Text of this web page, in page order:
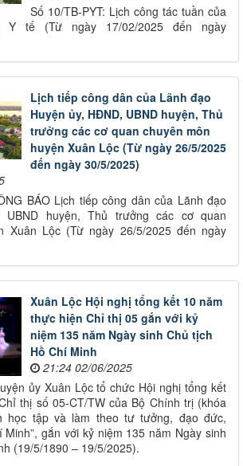
Số 10/TB-PYT: Lịch công tác tuần của
Y tế (Từ ngày 17/02/2025 đến ngày
Lịch tiếp công dân của Lãnh đạo
Huyện ủy, HĐND, UBND huyện, Thủ
trưởng các cơ quan chuyên môn
huyện Xuân Lộc (Từ ngày 26/5/2025
đến ngày 30/5/2025)
BÁO Lịch tiếp công dân của Lãnh đạo
UBND huyện, Thủ trưởng các cơ quan
Xuân Lộc (Từ ngày 26/5/2025 đến ngày
Xuân Lộc Hội nghị tổng kết 10 năm
thực hiện Chỉ thị 05 gắn với kỷ
niệm 135 năm Ngày sinh Chủ tịch
Hồ Chí Minh
21:24 02/06/2025
ủy Xuân Lộc tổ chức Hội nghị tổng kết
thị số 05-CT/TW của Bộ Chính trị (khóa
học tập và làm theo tư tưởng, đạo đức,
gắn với kỷ niệm 135 năm Ngày sinh
(19/5/1890 – 19/5/2025).